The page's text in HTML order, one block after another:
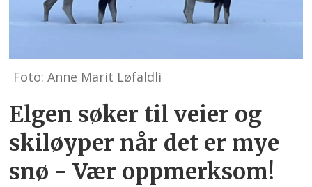
Foto: Anne Marit Løfaldli
Elgen søker til veier og
skiløyper når det er mye
snø - Vær oppmerksom!